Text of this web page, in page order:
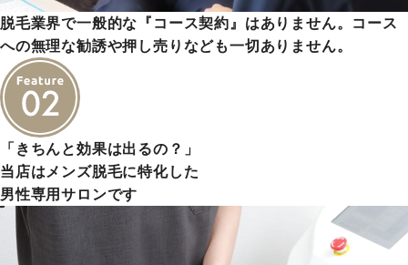
脱毛業界で一般的な『コース契約』はありません。コース
への無理な勧誘や押し売りなども一切ありません。
「きちんと効果は出るの？」
当店はメンズ脱毛に特化した
男性専用サロンです